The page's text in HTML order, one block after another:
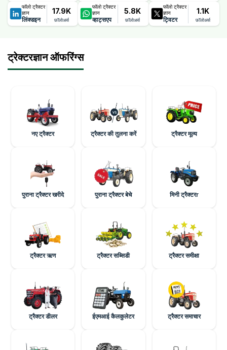
फॉलो ट्रैक्टर
ज्ञान
लिंक्डइन
17.9K
फ़ॉलोअर्स
फॉलो ट्रैक्टर
ज्ञान
व्हाट्सएप
5.8K
फ़ॉलोअर्स
फॉलो ट्रैक्टर
ज्ञान
ट्विटर
1.1K
फ़ॉलोअर्स
ट्रेक्टरज्ञान ऑफरिंग्स
नए ट्रैक्टर ट्रैक्टर की तुलना करें ट्रैक्टर मूल्य
पुराना ट्रैक्टर खरीदे पुराना ट्रैक्टर बेचे मिनी ट्रैक्टरr
ट्रैक्टर ऋण ट्रैक्टर सब्सिडी ट्रैक्टर समीक्षा
ट्रैक्टर डीलर ईएमआई कैलकुलेटर ट्रैक्टर समाचार